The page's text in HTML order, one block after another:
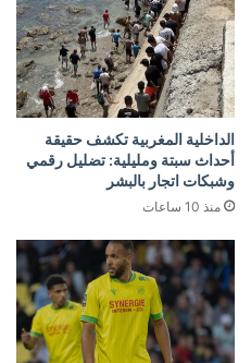
الداخلية المغربية تكشف حقيقة
أحداث سبتة ومليلية: تضليل رقمي
وشبكات اتجار بالبشر
منذ 10 ساعات